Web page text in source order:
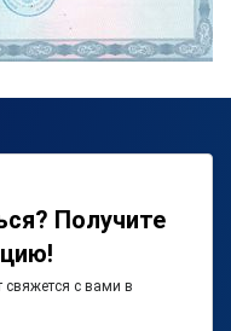
Получите
свяжется с вами в